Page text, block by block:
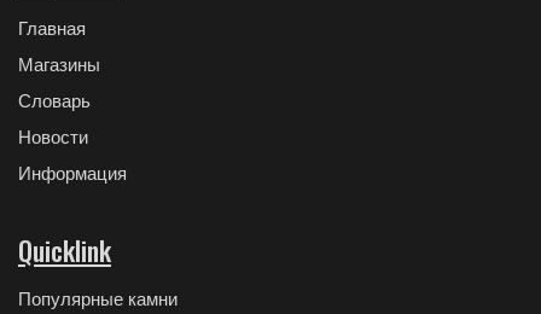
Главная
Магазины
Словарь
Новости
Информация
Quicklink
Популярные камни